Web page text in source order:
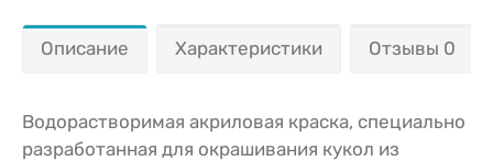
Описание Характеристики Отзывы 0
Водорастворимая акриловая краска, специально
разработанная для окрашивания кукол из